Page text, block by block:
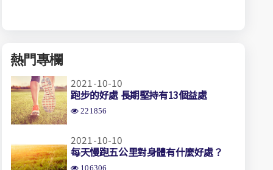
熱門專欄
2021-10-10
跑步的好處 長期堅持有13個益處
221856
2021-10-10
每天慢跑五公里對身體有什麼好處？
106306